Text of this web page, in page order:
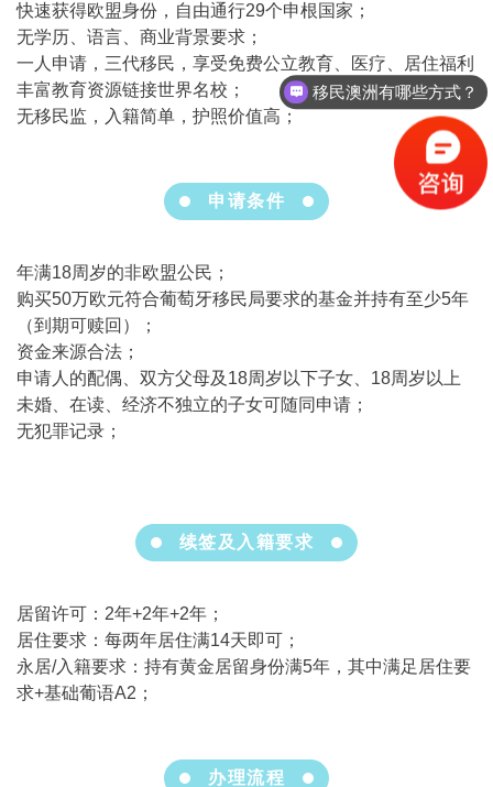
快速获得欧盟身份，自由通行29个申根国家；
无学历、语言、商业背景要求；
一人申请，三代移民，享受免费公立教育、医疗、居住福利
丰富教育资源链接世界名校；
无移民监，入籍简单，护照价值高；
申请条件
年满18周岁的非欧盟公民；
购买50万欧元符合葡萄牙移民局要求的基金并持有至少5年
（到期可赎回）；
资金来源合法；
申请人的配偶、双方父母及18周岁以下子女、18周岁以上
未婚、在读、经济不独立的子女可随同申请；
无犯罪记录；
续签及入籍要求
居留许可：2年+2年+2年；
居住要求：每两年居住满14天即可；
永居/入籍要求：持有黄金居留身份满5年，其中满足居住要
求+基础葡语A2；
办理流程
移民澳洲有哪些方式？